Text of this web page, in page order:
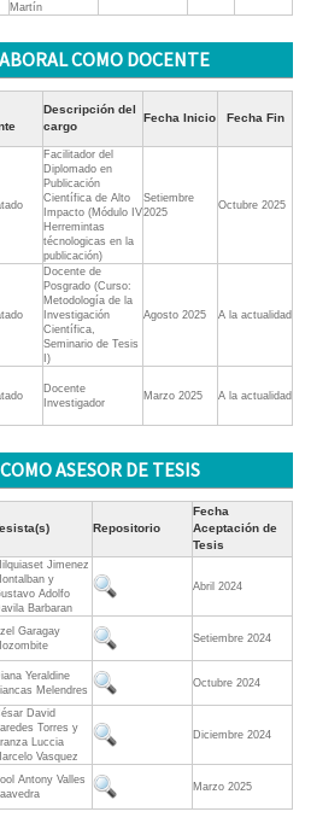
Martín
COMO DOCENTE
Descripción del
cargo
Fecha Inicio Fecha Fin
Facilitador del
Diplomado en
Publicación
Científica de Alto
Impacto (Módulo IV
Herremintas
técnologicas en la
publicación)
Setiembre
2025
Octubre 2025
Docente de
Posgrado (Curso:
Metodología de la
Investigación
Científica,
Seminario de Tesis
I)
Agosto 2025 A la actualidad
Docente
Investigador
Marzo 2025 A la actualidad
ASESOR DE TESIS
Repositorio
Fecha
Aceptación de
Tesis
Jimenez
y
Adolfo
Barbaran
Abril 2024
Garagay
Setiembre 2024
Yeraldine
Melendres
Octubre 2024
David
Torres y
Luccia
Vasquez
Diciembre 2024
Antony Valles
Marzo 2025